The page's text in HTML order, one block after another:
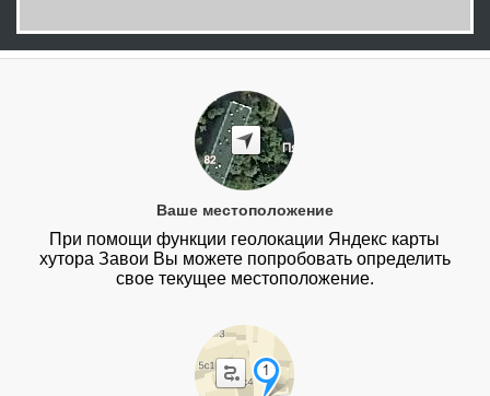
Ваше местоположение
При помощи функции геолокации Яндекс карты
хутора Завои Вы можете попробовать определить
свое текущее местоположение.